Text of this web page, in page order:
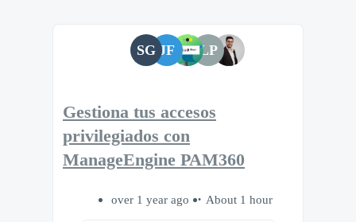
SG JF LP
Gestiona tus accesos
privilegiados con
ManageEngine PAM360
over 1 year ago About 1 hour